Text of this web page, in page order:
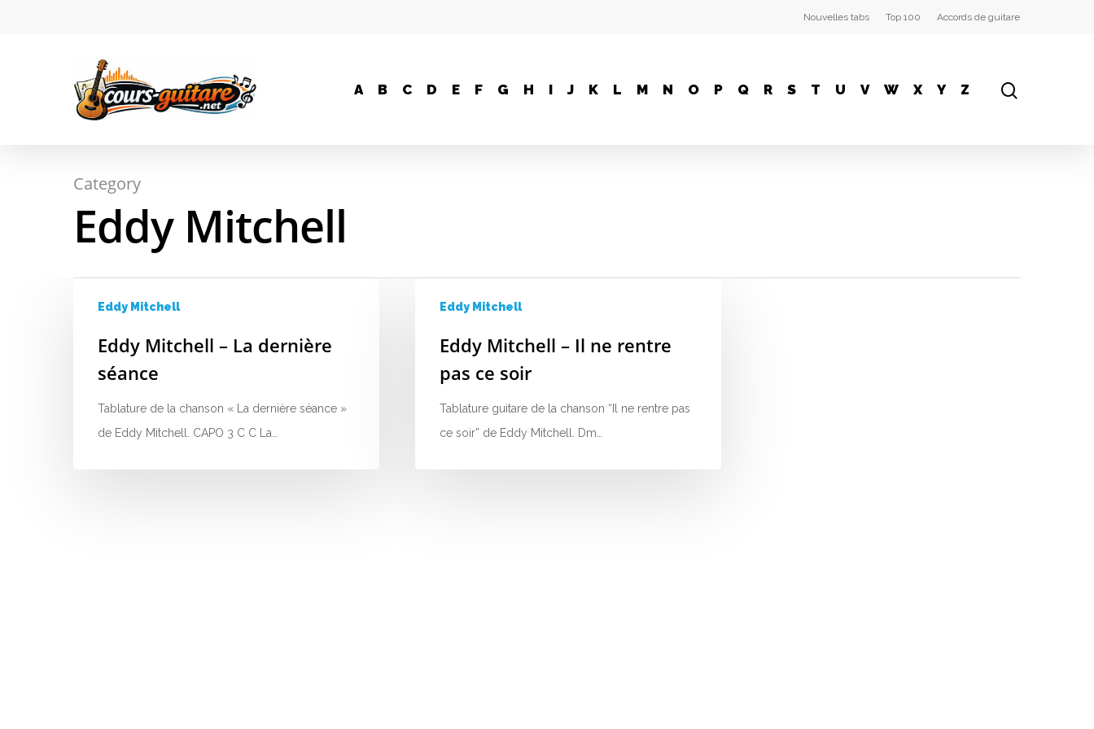
Nouvelles tabs Top 100 Accords de guitare
A B C D E F G H I J K L M N O P Q R S T U V W X Y Z
Category
Eddy Mitchell
Eddy Mitchell
Eddy Mitchell – La dernière
séance
Tablature de la chanson « La dernière séance »
de Eddy Mitchell. CAPO 3 C C La…
Eddy Mitchell
Eddy Mitchell – Il ne rentre
pas ce soir
Tablature guitare de la chanson “Il ne rentre pas
ce soir” de Eddy Mitchell. Dm…